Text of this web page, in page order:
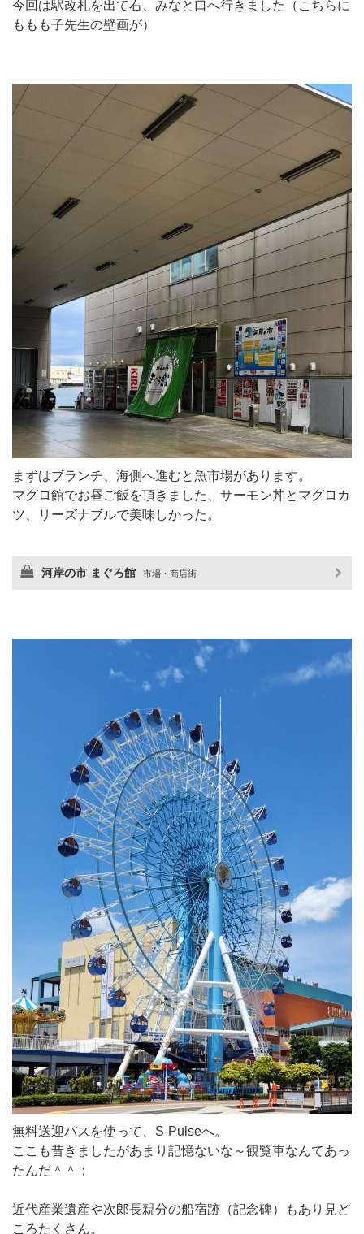
今回は駅改札を出て右、みなと口へ行きました（こちらに
ももも子先生の壁画が）
まずはブランチ、海側へ進むと魚市場があります。
マグロ館でお昼ご飯を頂きました、サーモン丼とマグロカ
ツ、リーズナブルで美味しかった。
河岸の市 まぐろ館 市場・商店街
無料送迎バスを使って、S-Pulseへ。
ここも昔きましたがあまり記憶ないな～観覧車なんてあっ
たんだ＾＾；
近代産業遺産や次郎長親分の船宿跡（記念碑）もあり見ど
ころたくさん。